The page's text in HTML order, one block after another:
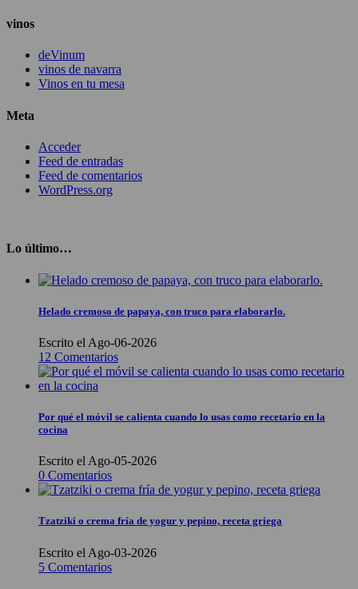
vinos
deVinum
vinos de navarra
Vinos en tu mesa
Meta
Acceder
Feed de entradas
Feed de comentarios
WordPress.org
Lo último…
Helado cremoso de papaya, con truco para elaborarlo.
Escrito el Ago-06-2026
12 Comentarios
Por qué el móvil se calienta cuando lo usas como recetario en la
cocina
Escrito el Ago-05-2026
0 Comentarios
Tzatziki o crema fría de yogur y pepino, receta griega
Escrito el Ago-03-2026
5 Comentarios